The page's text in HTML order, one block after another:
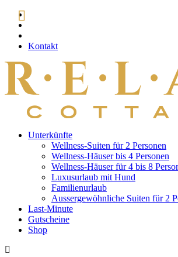
Kontakt
Unterkünfte
Wellness-Suiten für 2 Personen
Wellness-Häuser bis 4 Personen
Wellness-Häuser für 4 bis 8
Luxusurlaub mit Hund
Familienurlaub
Aussergewöhnliche Suiten für 2
Last-Minute
Gutscheine
Shop